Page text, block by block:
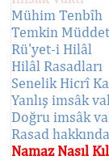
Mühim Tenbîh
Temkin
Rü'yet-i Hilâl
Hilâl Rasadları
Senelik Hicrî
Yanlış imsâk
Doğru imsâk
Rasad
Namaz Nasıl